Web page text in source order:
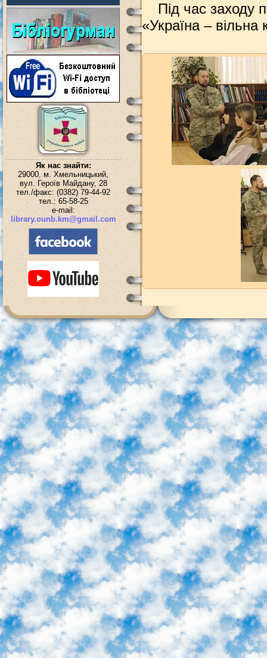
Як нас знайти:
29000, м. Хмельницький,
вул. Героїв Майдану, 28
тел./факс: (0382) 79-44-92
тел.: 65-58-25
e-mail:
library.ounb.km@gmail.com
Під час заходу
«Україна – вільна